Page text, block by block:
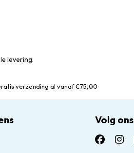
levering.
verzending al vanaf €75,00
Volg ons